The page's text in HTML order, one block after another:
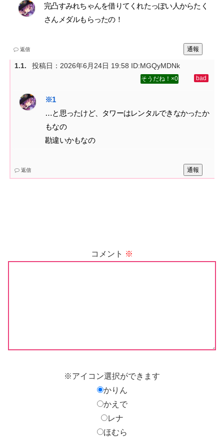
完凸すみれちゃんを借りてくれたっぽい人からたく
さんメダルもらったの！
通報
返信
投稿日： 2026年6月24日 19:58 ID:MGQyMDNk
0
…と思ったけど、タワーはレンタルできなかったか
もなの‌
勘違いかもなの
通報
返信
コメント ※
※アイコン選択ができます
かりん
かえで
レナ
ほむら